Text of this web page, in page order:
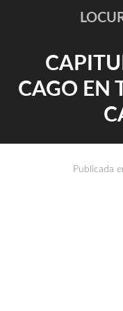
CAGO EN
Publicada